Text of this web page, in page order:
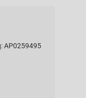
AP0259495